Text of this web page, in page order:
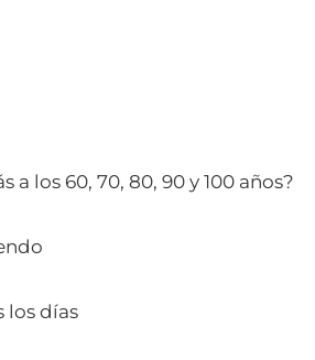
a los 60, 70, 80, 90 y 100 años?
los días